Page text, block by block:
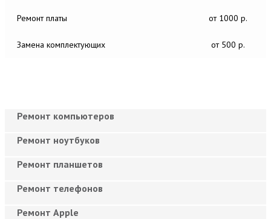
Ремонт платы от 1000 р.
Замена комплектующих от 500 р.
Ремонт компьютеров
Ремонт ноутбуков
Ремонт планшетов
Ремонт телефонов
Ремонт Apple